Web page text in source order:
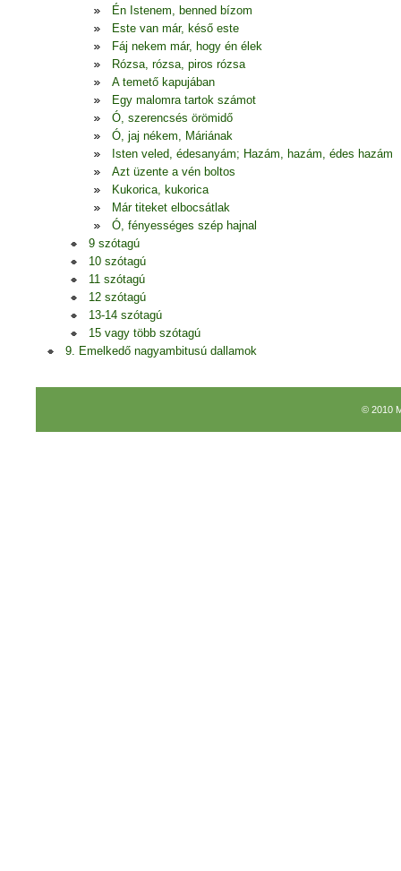
Én Istenem, benned bízom
Este van már, késő este
Fáj nekem már, hogy én élek
Rózsa, rózsa, piros rózsa
A temető kapujában
Egy malomra tartok számot
Ó, szerencsés örömidő
Ó, jaj nékem, Máriának
Isten veled, édesanyám; Hazám, hazám, édes hazám
Azt üzente a vén boltos
Kukorica, kukorica
Már titeket elbocsátlak
Ó, fényességes szép hajnal
9 szótagú
10 szótagú
11 szótagú
12 szótagú
13-14 szótagú
15 vagy több szótagú
9. Emelkedő nagyambitusú dallamok
© 2010